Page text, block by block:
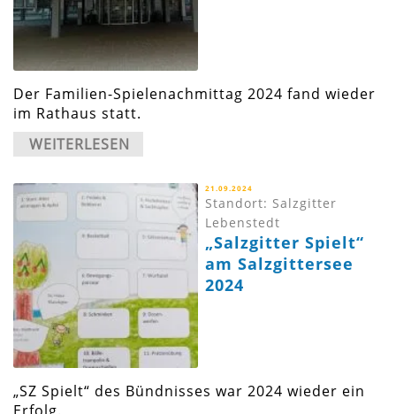
Der Familien-Spielenachmittag 2024 fand wieder
im Rathaus statt.
WEITERLESEN
21.09.2024
Standort: Salzgitter
Lebenstedt
„Salzgitter Spielt“
am Salzgittersee
2024
„SZ Spielt“ des Bündnisses war 2024 wieder ein